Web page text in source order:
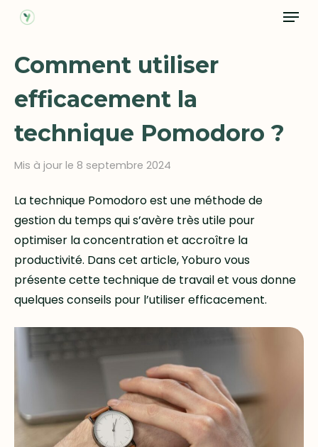
Skip
content
Menu
Comment utiliser
efficacement la
technique Pomodoro ?
Mis à jour le 8 septembre 2024
La technique Pomodoro est une méthode de
gestion du temps qui s’avère très utile pour
optimiser la concentration et accroître la
productivité. Dans cet article, Yoburo vous
présente cette technique de travail et vous donne
quelques conseils pour l’utiliser efficacement.